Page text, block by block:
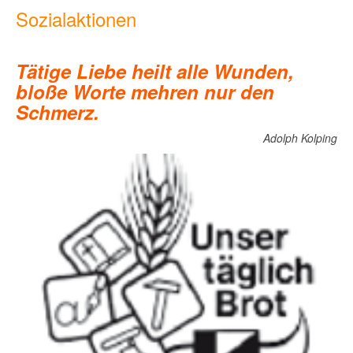
Sozialaktionen
Tätige Liebe heilt alle Wunden,
bloße Worte mehren nur den
Schmerz.
Adolph Kolping